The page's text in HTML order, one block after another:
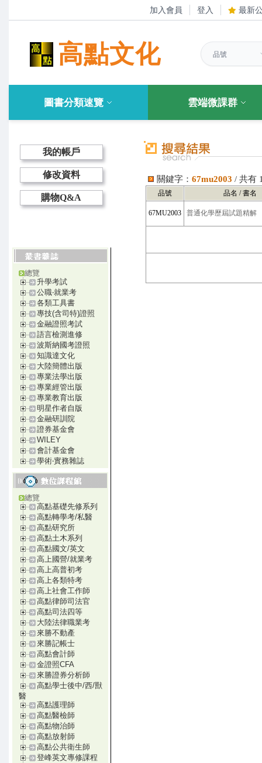
加入會員 登入 最新
高點文化
圖書分類速覽 雲端微課群
我的帳戶
修改資料
購物Q&A
總覽
升學考試
公職‧就業考
各類工具書
專技(含司特)證照
金融證照考試
語言檢測進修
波斯納國考證照
知識達文化
大陸簡體出版
專業法學出版
專業經管出版
專業教育出版
明星作者自版
金融研訓院
證券基金會
WILEY
會計基金會
學術‧實務雜誌
總覽
高點基礎先修系列
高點轉學考/私醫
高點研究所
高點土木系列
高點國文/英文
高上國營/就業考
高上高普初考
高上各類特考
高上社會工作師
高點律師司法官
高點司法四等
大陸法律職業考
來勝不動產
來勝記帳士
高點會計師
金證照CFA
來勝證券分析師
高點學士後中/西/獸
醫
高點護理師
高點醫檢師
高點物治師
高點放射師
高點公共衛生師
登峰英文專修課程
關鍵字： 67mu2003 / 共有
品號 品名 / 書名
67MU2003 普通化學歷屆試題精解